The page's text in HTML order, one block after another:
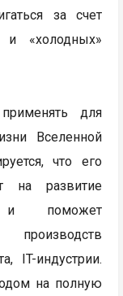
за счет
и «холодных»
для
Вселенной
что его
на развитие
и поможет
IT-индустрии.
на полную